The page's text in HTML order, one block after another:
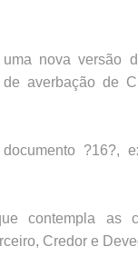
nova versão
averbação de
?16?,
contempla as
Credor e